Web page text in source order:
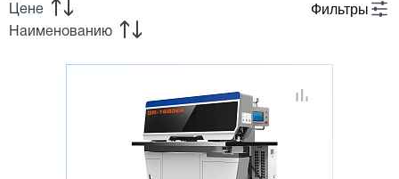
Фильтры
Цене
Наименованию